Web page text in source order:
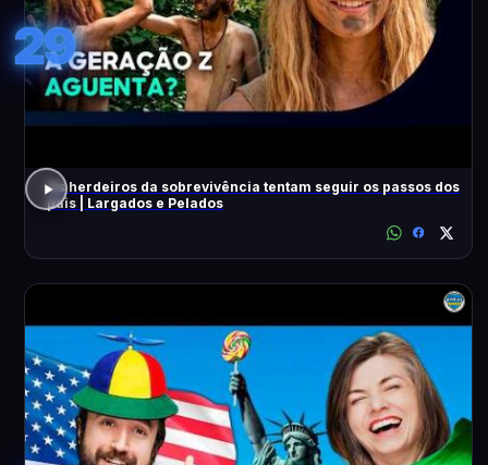
29
Os herdeiros da sobrevivência tentam seguir os passos dos
pais | Largados e Pelados